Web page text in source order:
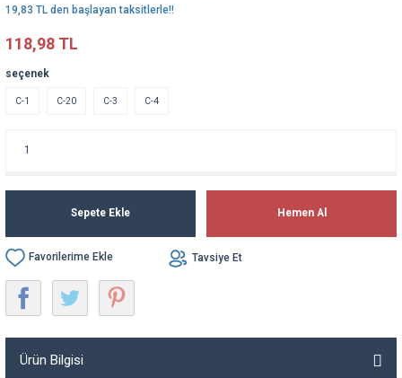
19,83 TL den başlayan taksitlerle!!
118,98 TL
seçenek
C-1 C-20 C-3 C-4
Sepete Ekle Hemen Al
Tavsiye Et
Ürün Bilgisi